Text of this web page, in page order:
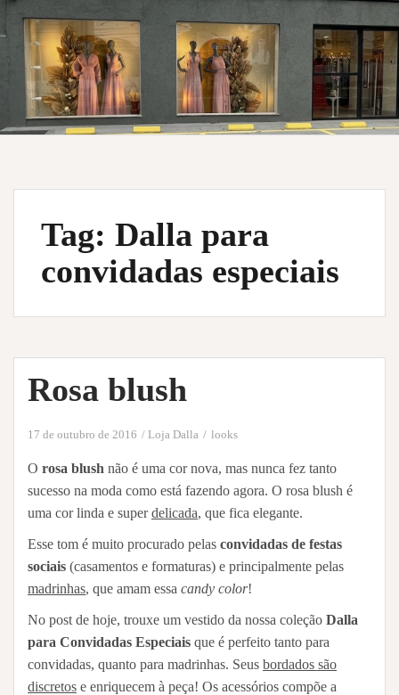
Tag: Dalla para
convidadas especiais
Rosa blush
17 de outubro de 2016 Loja Dalla looks
O rosa blush não é uma cor nova, mas nunca fez tanto
sucesso na moda como está fazendo agora. O rosa blush é
uma cor linda e superdelicada, que fica elegante.
Esse tom é muito procurado pelas convidadas de festas
sociais (casamentos e formaturas) e principalmente pelas
madrinhas, que amam essa candy color!
No post de hoje, trouxe um vestido da nossa coleção Dalla
para Convidadas Especiais que é perfeito tanto para
convidadas, quanto para madrinhas. Seus bordados são
discretos e enriquecem à peça! Os acessórios compõe a